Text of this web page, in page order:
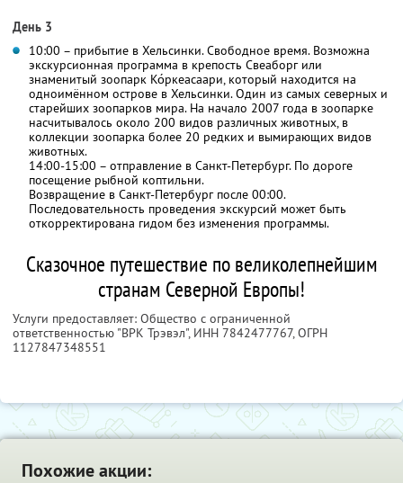
День 3
10:00 – прибытие в Хельсинки. Свободное время. Возможна
экскурсионная программа в крепость Свеаборг или
знаменитый зоопарк Ко́ркеасаари, который находится на
одноимённом острове в Хельсинки. Один из самых северных и
старейших зоопарков мира. На начало 2007 года в зоопарке
насчитывалось около 200 видов различных животных, в
коллекции зоопарка более 20 редких и вымирающих видов
животных.
14:00-15:00 – отправление в Санкт-Петербург. По дороге
посещение рыбной коптильни.
Возвращение в Санкт-Петербург после 00:00.
Последовательность проведения экскурсий может быть
откорректирована гидом без изменения программы.
Сказочное путешествие по великолепнейшим
странам Северной Европы!
Услуги предоставляет: Общество с ограниченной
ответственностью "ВРК Трэвэл", ИНН 7842477767, ОГРН
1127847348551
Похожие акции: